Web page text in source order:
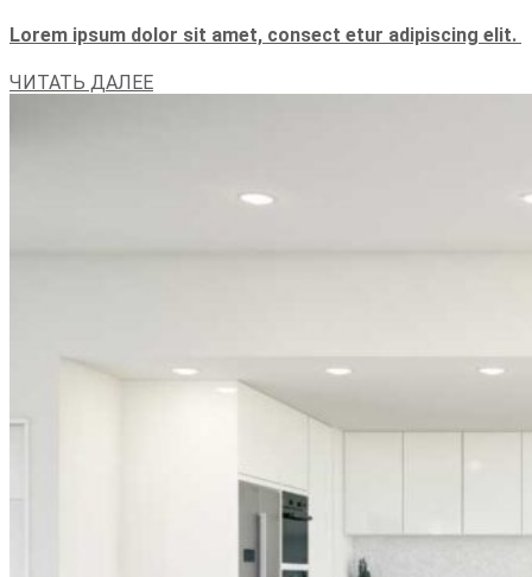
Lorem ipsum dolor sit amet, consect etur adipiscing elit.
ЧИТАТЬ ДАЛЕЕ